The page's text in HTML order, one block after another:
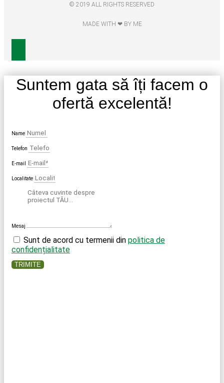
© 2019 ALL RIGHTS RESERVED
MADE WITH ❤ BY ME
Suntem gata să îți facem o
ofertă excelentă!
Name
Telefon
E-mail
Localitate
Mesaj
Sunt de acord cu termenii din politica de
confidențialitate
TRIMITE